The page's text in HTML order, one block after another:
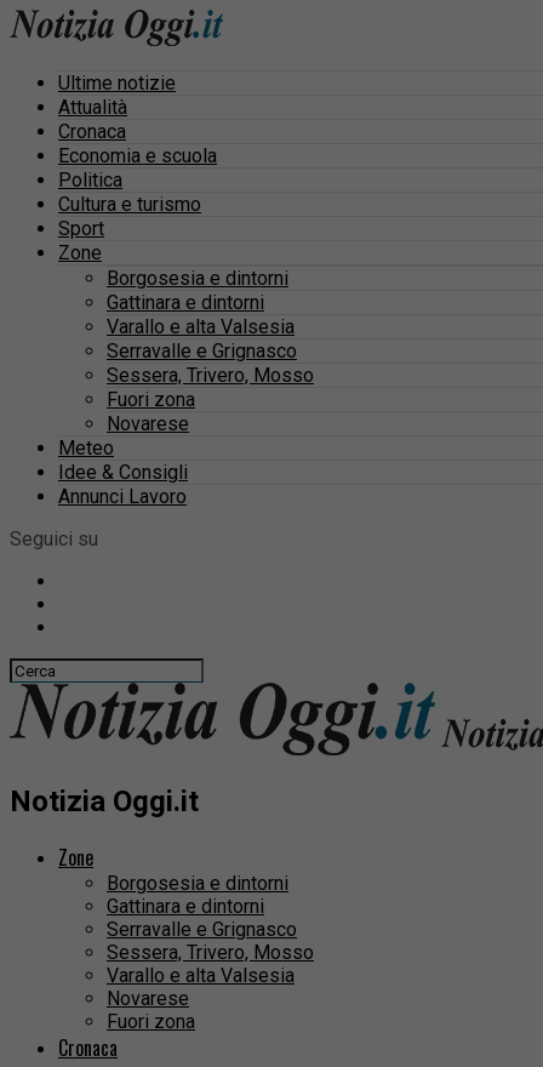
Ultime notizie
Attualità
Cronaca
Economia e scuola
Politica
Cultura e turismo
Sport
Zone
Borgosesia e dintorni
Gattinara e dintorni
Varallo e alta Valsesia
Serravalle e Grignasco
Sessera, Trivero, Mosso
Fuori zona
Novarese
Meteo
Idee & Consigli
Annunci Lavoro
Seguici su
Notizia Oggi.it
Zone
Borgosesia e dintorni
Gattinara e dintorni
Serravalle e Grignasco
Sessera, Trivero, Mosso
Varallo e alta Valsesia
Novarese
Fuori zona
Cronaca